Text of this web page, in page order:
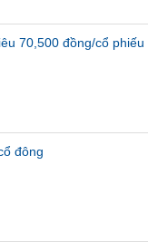
70,500 đồng/cổ phiếu
đông